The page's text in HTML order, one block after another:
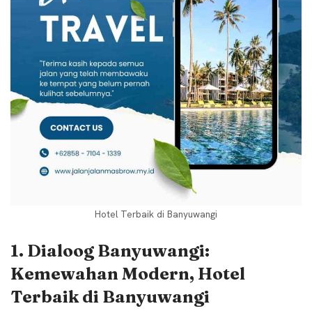
Hotel Terbaik di Banyuwangi
1. Dialoog Banyuwangi:
Kemewahan Modern, Hotel
Terbaik di Banyuwangi